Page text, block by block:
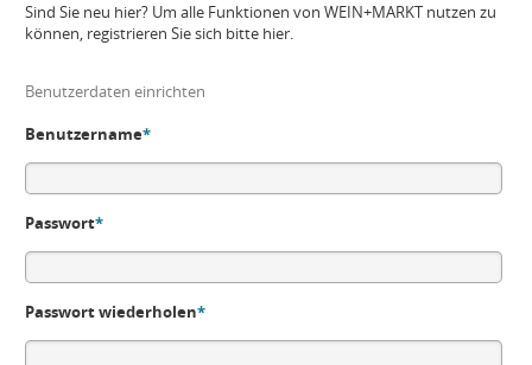
Sind Sie neu hier? Um alle Funktionen von WEIN+MARKT nutzen zu
können, registrieren Sie sich bitte hier.
Benutzerdaten einrichten
Benutzername*
Passwort*
Passwort wiederholen*